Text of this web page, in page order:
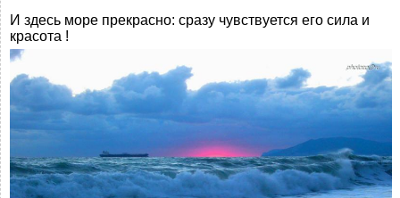
И здесь море прекрасно: сразу чувствуется его сила и
красота !